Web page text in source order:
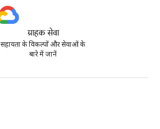
ग्राहक सेवा
सहायता के विकल्पों और सेवाओं के
बारे में जानें